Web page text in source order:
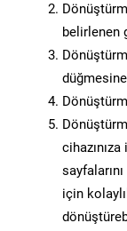
belirlenen
düğmesine
için